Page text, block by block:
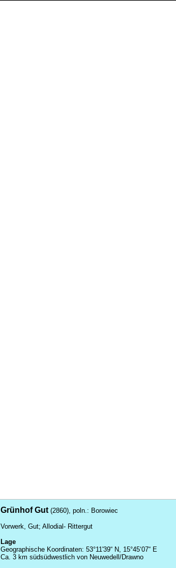
Grünhof Gut (2860), poln.: Borowiec
Vorwerk, Gut; Allodial- Rittergut
Lage
Geographische Koordinaten: 53°11'39“ N, 15°45‘07“ E
Ca. 3 km südsüdwestlich von Neuwedell/Drawno